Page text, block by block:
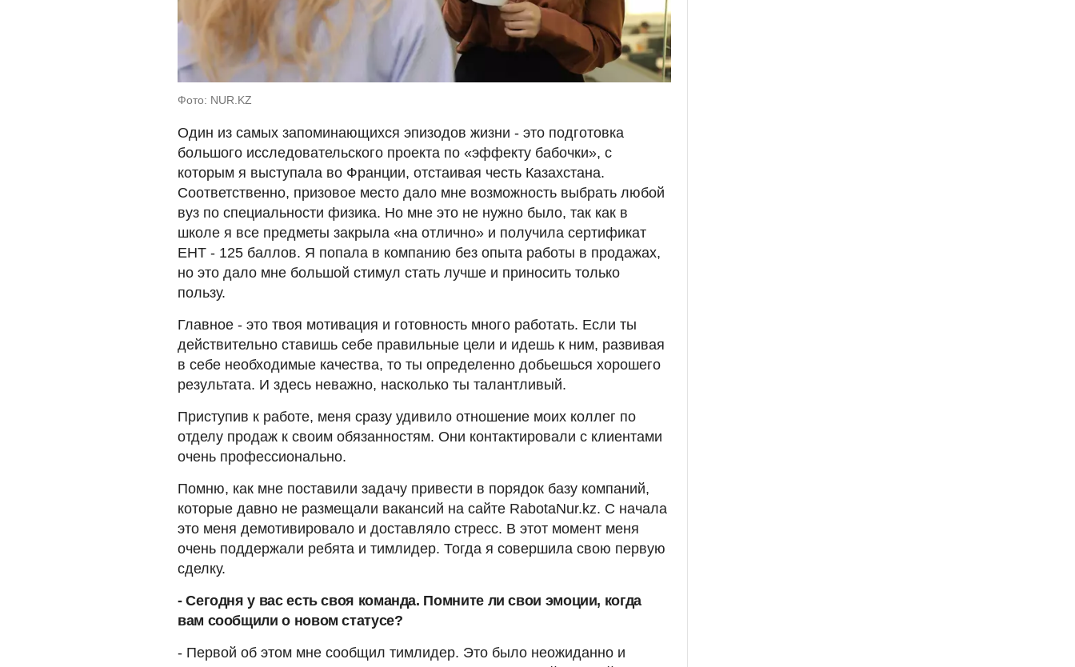
Фото: NUR.KZ
Один из самых запоминающихся эпизодов жизни - это подготовка
большого исследовательского проекта по «эффекту бабочки», с
которым я выступала во Франции, отстаивая честь Казахстана.
Соответственно, призовое место дало мне возможность выбрать любой
вуз по специальности физика. Но мне это не нужно было, так как в
школе я все предметы закрыла «на отлично» и получила сертификат
ЕНТ - 125 баллов. Я попала в компанию без опыта работы в продажах,
но это дало мне большой стимул стать лучше и приносить только
пользу.
Главное - это твоя мотивация и готовность много работать. Если ты
действительно ставишь себе правильные цели и идешь к ним, развивая
в себе необходимые качества, то ты определенно добьешься хорошего
результата. И здесь неважно, насколько ты талантливый.
Приступив к работе, меня сразу удивило отношение моих коллег по
отделу продаж к своим обязанностям. Они контактировали с клиентами
очень профессионально.
Помню, как мне поставили задачу привести в порядок базу компаний,
которые давно не размещали вакансий на сайте RabotaNur.kz. С начала
это меня демотивировало и доставляло стресс. В этот момент меня
очень поддержали ребята и тимлидер. Тогда я совершила свою первую
сделку.
- Сегодня у вас есть своя команда. Помните ли свои эмоции, когда
вам сообщили о новом статусе?
- Первой об этом мне сообщил тимлидер. Это было неожиданно и